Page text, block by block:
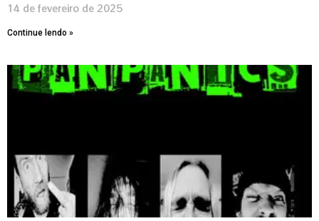
14 de fevereiro de 2025
Continue lendo »